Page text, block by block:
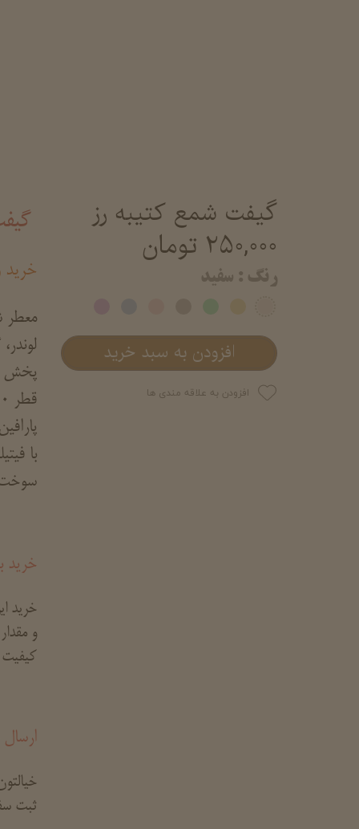
گیفت شمع کتیبه رز
۲۵۰,۰۰۰ تومان
رنگ : سفید
افزودن به سبد خرید
افزودن به علاقه مندی ها
خرید
معطر
پخش
قطر 10
با
خرید
خرید
و
کیفیت
ثبت